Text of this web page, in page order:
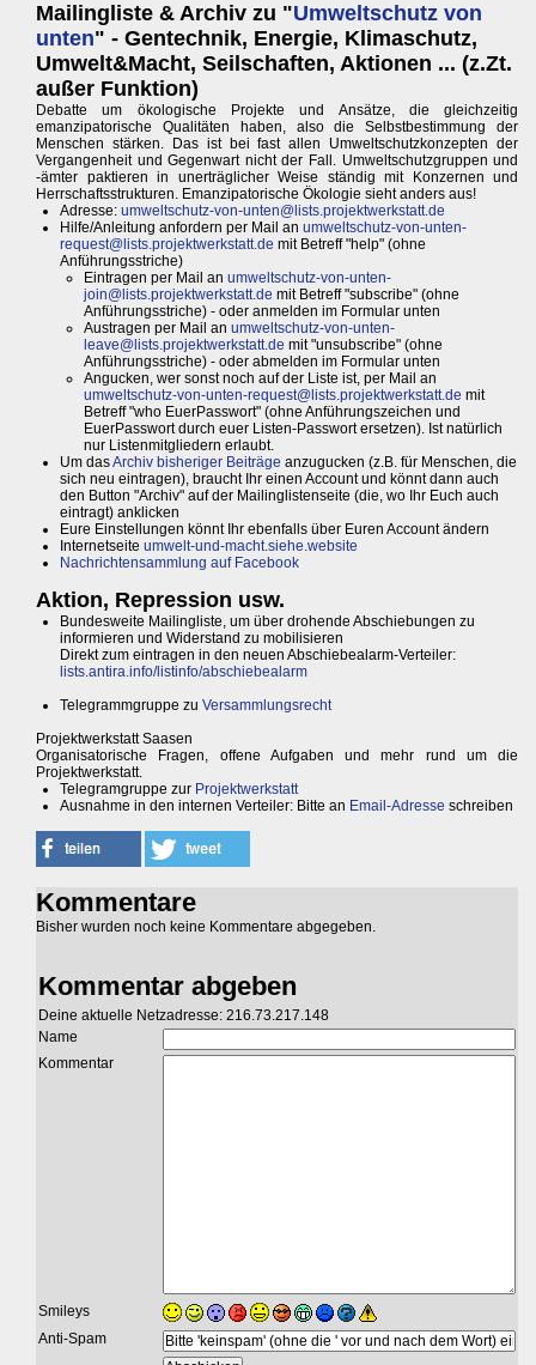
Mailingliste & Archiv zu "Umweltschutz von
unten" - Gentechnik, Energie, Klimaschutz,
Umwelt&Macht, Seilschaften, Aktionen ... (z.Zt.
außer Funktion)
Debatte um ökologische Projekte und Ansätze, die gleichzeitig
emanzipatorische Qualitäten haben, also die Selbstbestimmung der
Menschen stärken. Das ist bei fast allen Umweltschutzkonzepten der
Vergangenheit und Gegenwart nicht der Fall. Umweltschutzgruppen und
-ämter paktieren in unerträglicher Weise ständig mit Konzernen und
Herrschaftsstrukturen. Emanzipatorische Ökologie sieht anders aus!
Adresse: umweltschutz-von-unten@lists.projektwerkstatt.de
Hilfe/Anleitung anfordern per Mail an umweltschutz-von-unten-
request@lists.projektwerkstatt.de mit Betreff "help" (ohne
Anführungsstriche)
Eintragen per Mail an umweltschutz-von-unten-
join@lists.projektwerkstatt.de mit Betreff "subscribe" (ohne
Anführungsstriche) - oder anmelden im Formular unten
Austragen per Mail an umweltschutz-von-unten-
leave@lists.projektwerkstatt.de mit "unsubscribe" (ohne
Anführungsstriche) - oder abmelden im Formular unten
Angucken, wer sonst noch auf der Liste ist, per Mail an
umweltschutz-von-unten-request@lists.projektwerkstatt.de mit
Betreff "who EuerPasswort" (ohne Anführungszeichen und
EuerPasswort durch euer Listen-Passwort ersetzen). Ist natürlich
nur Listenmitgliedern erlaubt.
Um dasArchiv bisheriger Beiträge anzugucken (z.B. für Menschen, die
sich neu eintragen), braucht Ihr einen Account und könnt dann auch
den Button "Archiv" auf der Mailinglistenseite (die, wo Ihr Euch auch
eintragt) anklicken
Eure Einstellungen könnt Ihr ebenfalls über Euren Account ändern
Internetseite umwelt-und-macht.siehe.website
Nachrichtensammlung auf Facebook
Aktion, Repression usw.
Bundesweite Mailingliste, um über drohende Abschiebungen zu
informieren und Widerstand zu mobilisieren
Direkt zum eintragen in den neuen Abschiebealarm-Verteiler:
lists.antira.info/listinfo/abschiebealarm
Telegrammgruppe zu Versammlungsrecht
Projektwerkstatt Saasen
Organisatorische Fragen, offene Aufgaben und mehr rund um die
Projektwerkstatt.
Telegramgruppe zur Projektwerkstatt
Ausnahme in den internen Verteiler: Bitte an Email-Adresse schreiben
Kommentare
Bisher wurden noch keine Kommentare abgegeben.
Kommentar abgeben
Deine aktuelle Netzadresse: 216.73.217.148
Name
Kommentar
Smileys
Anti-Spam